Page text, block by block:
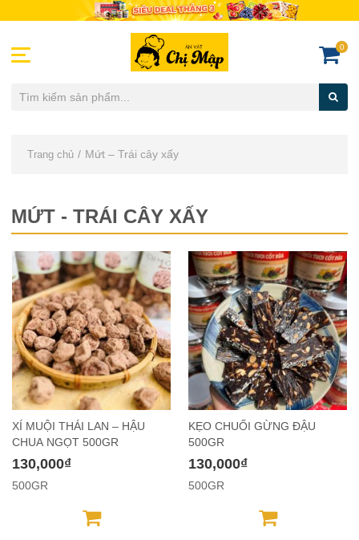
0
Trang chủ Mứt – Trái cây xấy
MỨT - TRÁI CÂY XẤY
XÍ MUỘI THÁI LAN – HẬU
CHUA NGỌT 500GR
130,000₫
500GR
KẸO CHUỐI GỪNG ĐẬU
500GR
130,000₫
500GR